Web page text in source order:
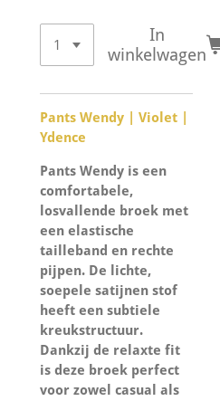
In
winkelwagen
Pants Wendy | Violet |
Ydence
Pants Wendy is een
comfortabele,
losvallende broek met
een elastische
tailleband en rechte
pijpen. De lichte,
soepele satijnen stof
heeft een subtiele
kreukstructuur.
Dankzij de relaxte fit
is deze broek perfect
voor zowel casual als